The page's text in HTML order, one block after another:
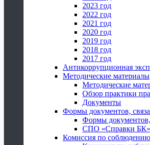
2023 год
2022 год
2021 год
2020 год
2019 год
2018 год
2017 год
Антикоррупционная
Методические материалы
Методические
Обзор практики
Документы
Формы документов,
Формы документов,
СПО «Справки БК»
Комиссия по